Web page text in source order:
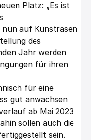
Platz: „Es ist
auf Kunstrasen
des
Jahr werden
für ihren
für eine
gut anwachsen
ab Mai 2023
sollen auch die
sein.